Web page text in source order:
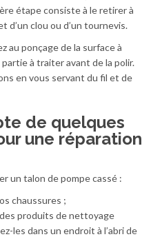
étape consiste à leretirer à
d’un clou ou d’un tournevis.
au ponçage de la surface à
à traiter avant de la polir.
en vous servant du fil et de
de quelques
une réparation
un talon de pompe cassé :
chaussures ;
produits de nettoyage
les dans un endroit à l’abri de